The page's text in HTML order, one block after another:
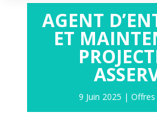
AGENT
ET
9 Juin 2025 |